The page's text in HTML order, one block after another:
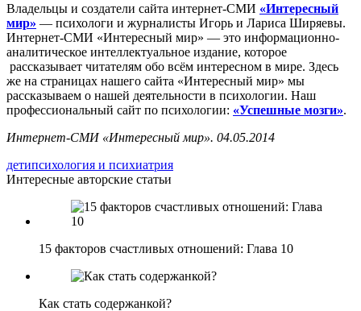
Владельцы и создатели сайта интернет-СМИ «Интересный
мир» — психологи и журналисты Игорь и Лариса Ширяевы.
Интернет-СМИ «Интересный мир» — это информационно-
аналитическое интеллектуальное издание, которое
рассказывает читателям обо всём интересном в мире. Здесь
же на страницах нашего сайта «Интересный мир» мы
рассказываем о нашей деятельности в психологии. Наш
профессиональный сайт по психологии: «Успешные мозги».
Интернет-СМИ «Интересный мир». 04.05.2014
детипсихология и психиатрия
Интересные авторские статьи
15 факторов счастливых отношений: Глава 10
Как стать содержанкой?